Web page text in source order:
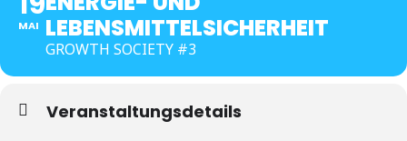
MAI LEBENSMITTELSICHERHEIT
GROWTH SOCIETY #3
Veranstaltungsdetails